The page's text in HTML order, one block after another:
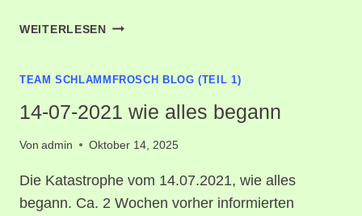
WEITERLESEN 14-
DER
TEAM SCHLAMMFROSCH BLOG (TEIL 1)
14-07-2021 wie alles begann
Von admin Oktober 14, 2025
Die Katastrophe vom 14.07.2021, wie alles
begann. Ca. 2 Wochen vorher informierten